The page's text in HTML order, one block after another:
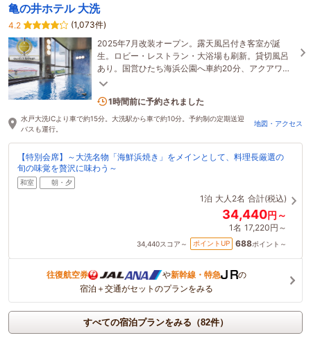
亀の井ホテル 大洗
4.2
(1,073件)
2025年7月改装オープン。露天風呂付き客室が誕
生。ロビー・レストラン・大浴場も刷新。貸切風呂
あり。国営ひたち海浜公園へ車約20分、アクアワー
ルドも好アクセス。那珂川と太平洋を望む温泉宿で
13名がこの宿を見ています
1時間前に予約されました
水戸大洗ICより車で約15分。大洗駅から車で約10分。予約制の定期送迎
バスも運行。
地図・アクセス
【特別会席】～大洗名物「海鮮浜焼き」をメインとして、料理長厳選の
旬の味覚を贅沢に味わう～
和室 朝・夕
1泊 大人2名 合計(税込)
34,440円～
1名 17,220円～
34,440スコア～ ポイントUP 688ポイント～
往復航空券 や新幹線・特急
の
宿泊＋交通がセットのプランをみる
すべての宿泊プランをみる（82件）